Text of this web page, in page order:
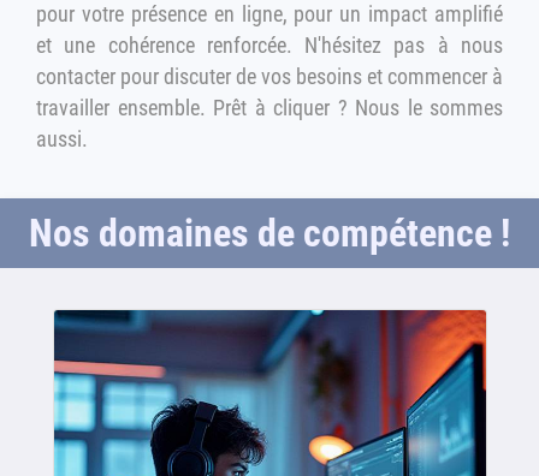
pour votre présence en ligne, pour un impact amplifié
et une cohérence renforcée. N'hésitez pas à nous
contacter pour discuter de vos besoins et commencer à
travailler ensemble. Prêt à cliquer ? Nous le sommes
aussi.
Nos domaines de compétence !